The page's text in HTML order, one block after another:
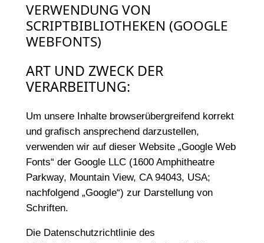
VERWENDUNG VON
SCRIPTBIBLIOTHEKEN (GOOGLE
WEBFONTS)
ART UND ZWECK DER
VERARBEITUNG:
Um unsere Inhalte browserübergreifend korrekt
und grafisch ansprechend darzustellen,
verwenden wir auf dieser Website „Google Web
Fonts“ der Google LLC (1600 Amphitheatre
Parkway, Mountain View, CA 94043, USA;
nachfolgend „Google“) zur Darstellung von
Schriften.
Die Datenschutzrichtlinie des